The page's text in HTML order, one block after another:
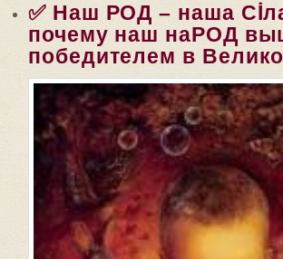
✅ Наш РОД – наша
почему наш наРОД
победителем в